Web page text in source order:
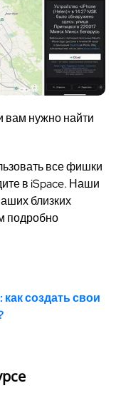
вам нужно найти
все фишки
в iSpace. Наши
близких
подробно
создать свои